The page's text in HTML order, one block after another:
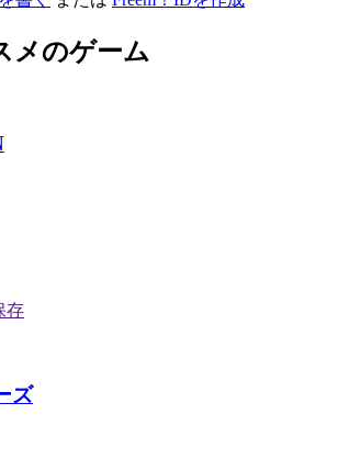
メのゲーム
ズ